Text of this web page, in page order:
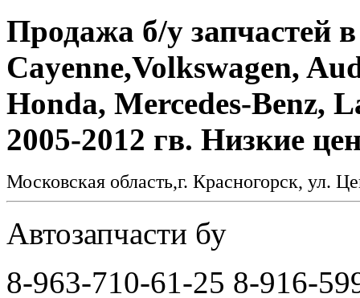
Продажа б/у запчастей
Cayenne,Volkswagen,
Honda, Mercedes-Benz,
2005-2012 гв. Низкие
Московская область,г. Красногорск, ул.
Автозапчасти бу
8-963-710-61-25 8-916-